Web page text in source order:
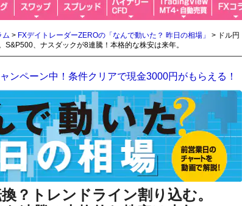
ム > FXデイトレーダーZEROの「なんで動いた？ 昨日の相場」
> ドル円
、ナスダックが8連騰！本格的な株安は来年。
ンペーン中！条件クリアで現金3000円がもらえる！
？トレンドライン割り込む。